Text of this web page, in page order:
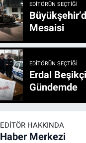
EDITÖRÜN SEÇTIĞI
Büyükşehir’den 3 İlçe 20 Noktada Yeni
Mesaisi
EDITÖRÜN SEÇTIĞI
Erdal
Gündemde
EDITÖR HAKKINDA
Haber Merkezi